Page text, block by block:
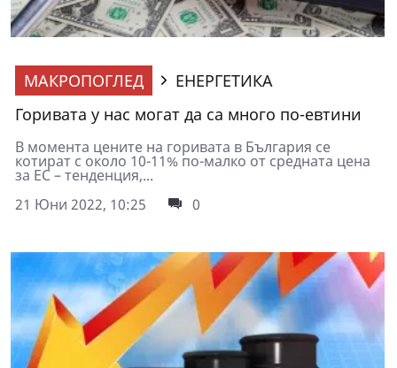
МАКРОПОГЛЕД
ЕНЕРГЕТИКА
Горивата у нас могат да са много по-евтини
В момента цените на горивата в България се
котират с около 10-11% по-малко от средната цена
за ЕС – тенденция,...
21 Юни 2022, 10:25
0